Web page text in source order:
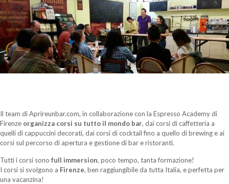
Il team di Aprireunbar.com, in collaborazione con la Espresso Academy di
Firenze organizza corsi su tutto il mondo bar, dai corsi di caffetteria a
quelli di cappuccini decorati, dai corsi di cocktail fino a quello di brewing e ai
corsi sul percorso di apertura e gestione di bar e ristoranti.
Tutti i corsi sono full immersion, poco tempo, tanta formazione!
I corsi si svolgono a Firenze, ben raggiungibile da tutta Italia, e perfetta per
una vacanzina!